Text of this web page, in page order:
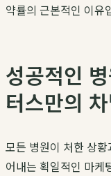
약률의 근본적인 이유
성공적인
터스만의
모든 병원이 처한 상
어내는 획일적인 마케